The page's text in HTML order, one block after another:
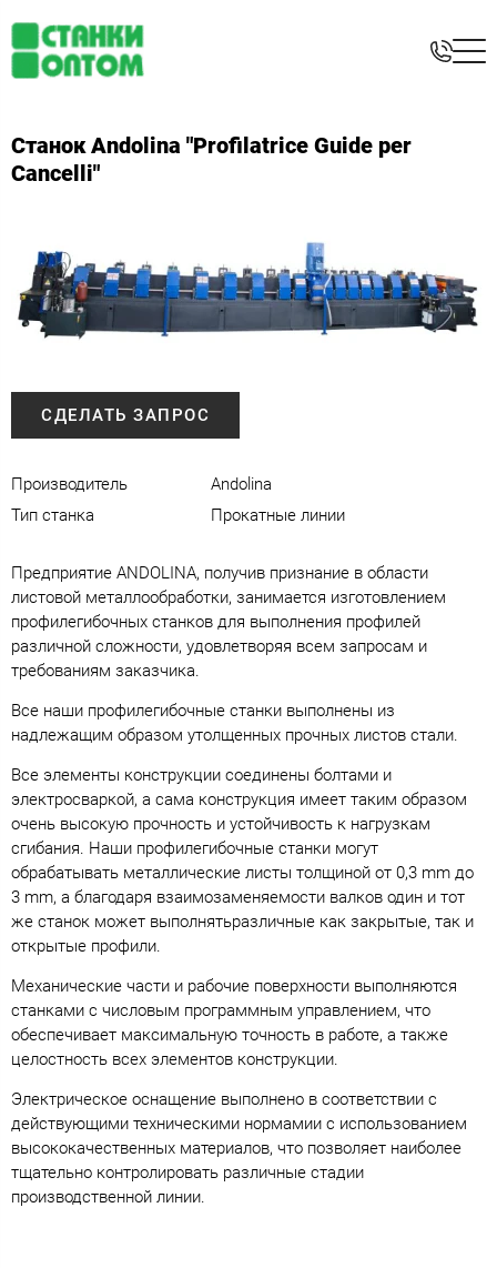
Станок Andolina "Profilatrice Guide per
Cancelli"
СДЕЛАТЬ ЗАПРОС
Производитель
Andolina
Тип станка
Прокатные линии
Предприятие ANDOLINA, получив признание в области
листовой металлообработки, занимается изготовлением
профилегибочных станков для выполнения профилей
различной сложности, удовлетворяя всем запросам и
требованиям заказчика.
Все наши профилегибочные станки выполнены из
надлежащим образом утолщенных прочных листов стали.
Все элементы конструкции соединены болтами и
электросваркой, а сама конструкция имеет таким образом
очень высокую прочность и устойчивость к нагрузкам
сгибания. Наши профилегибочные станки могут
обрабатывать металлические листы толщиной от 0,3 mm до
3 mm, а благодаря взаимозаменяемости валков один и тот
же станок может выполнятьразличные как закрытые, так и
открытые профили.
Механические части и рабочие поверхности выполняются
станками с числовым программным управлением, что
обеспечивает максимальную точность в работе, а также
целостность всех элементов конструкции.
Электрическое оснащение выполнено в соответствии с
действующими техническими нормамии с использованием
высококачественных материалов, что позволяет наиболее
тщательно контролировать различные стадии
производственной линии.